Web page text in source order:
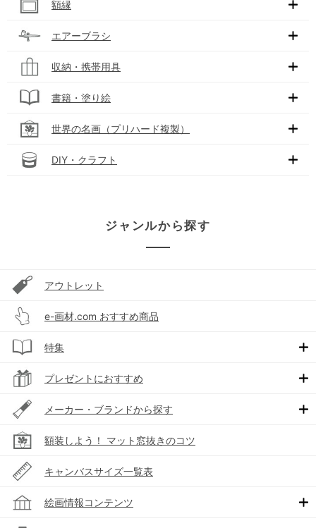
額縁
エアーブラシ
収納・携帯用具
書籍・塗り絵
世界の名画（プリハード複製）
DIY・クラフト
ジャンルから探す
アウトレット
e-画材.com おすすめ商品
特集
プレゼントにおすすめ
メーカー・ブランドから探す
額装しよう！ マット窓抜きのコツ
キャンバスサイズ一覧表
絵画情報コンテンツ